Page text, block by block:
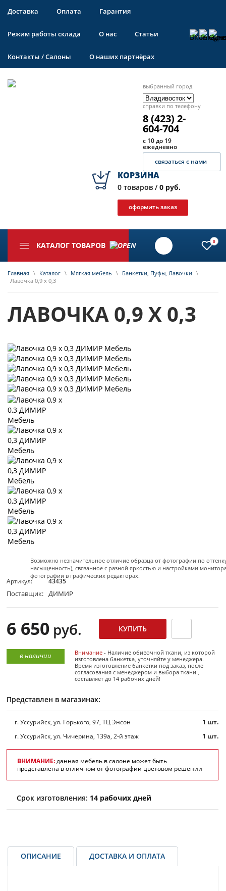
Доставка Оплата Гарантия
Режим работы склада О нас Статьи
Контакты / Салоны О наших партнёрах
выбранный город
справки по телефону
8 (423) 2-
604-704
с 10 до 19
ежедневно
связаться с нами
КОРЗИНА
0 товаров / 0 руб.
оформить заказ
КАТАЛОГ ТОВАРОВ 0
Главная \ Каталог \ Мягкая мебель \ Банкетки, Пуфы, Лавочки \
Лавочка 0,9 х 0,3
ЛАВОЧКА 0,9 Х 0,3
Возможно незначительное отличие образца от фотографии по
насыщенность), связанное с разной яркостью и настройками
фотографии в графических редакторах.
Артикул: 43435
Поставщик: ДИМИР
6 650 руб.
в наличии Внимание - Наличие обивочной ткани, из которой
изготовлена банкетка, уточняйте у менеджера.
Время изготовление банкетки под заказ, после
согласования с менеджером и выбора ткани ,
составляет до 14 рабочих дней!
Представлен в магазинах:
г. Уссурийск, ул. Горького, 97, ТЦ Энсон
1 шт.
г. Уссурийск, ул. Чичерина, 139а, 2-й этаж
1 шт.
ВНИМАНИЕ:данная мебель в салоне может быть
представлена в отличном от фотографии цветовом решении
Срок изготовления: 14 рабочих дней
ОПИСАНИЕ ДОСТАВКА И ОПЛАТА